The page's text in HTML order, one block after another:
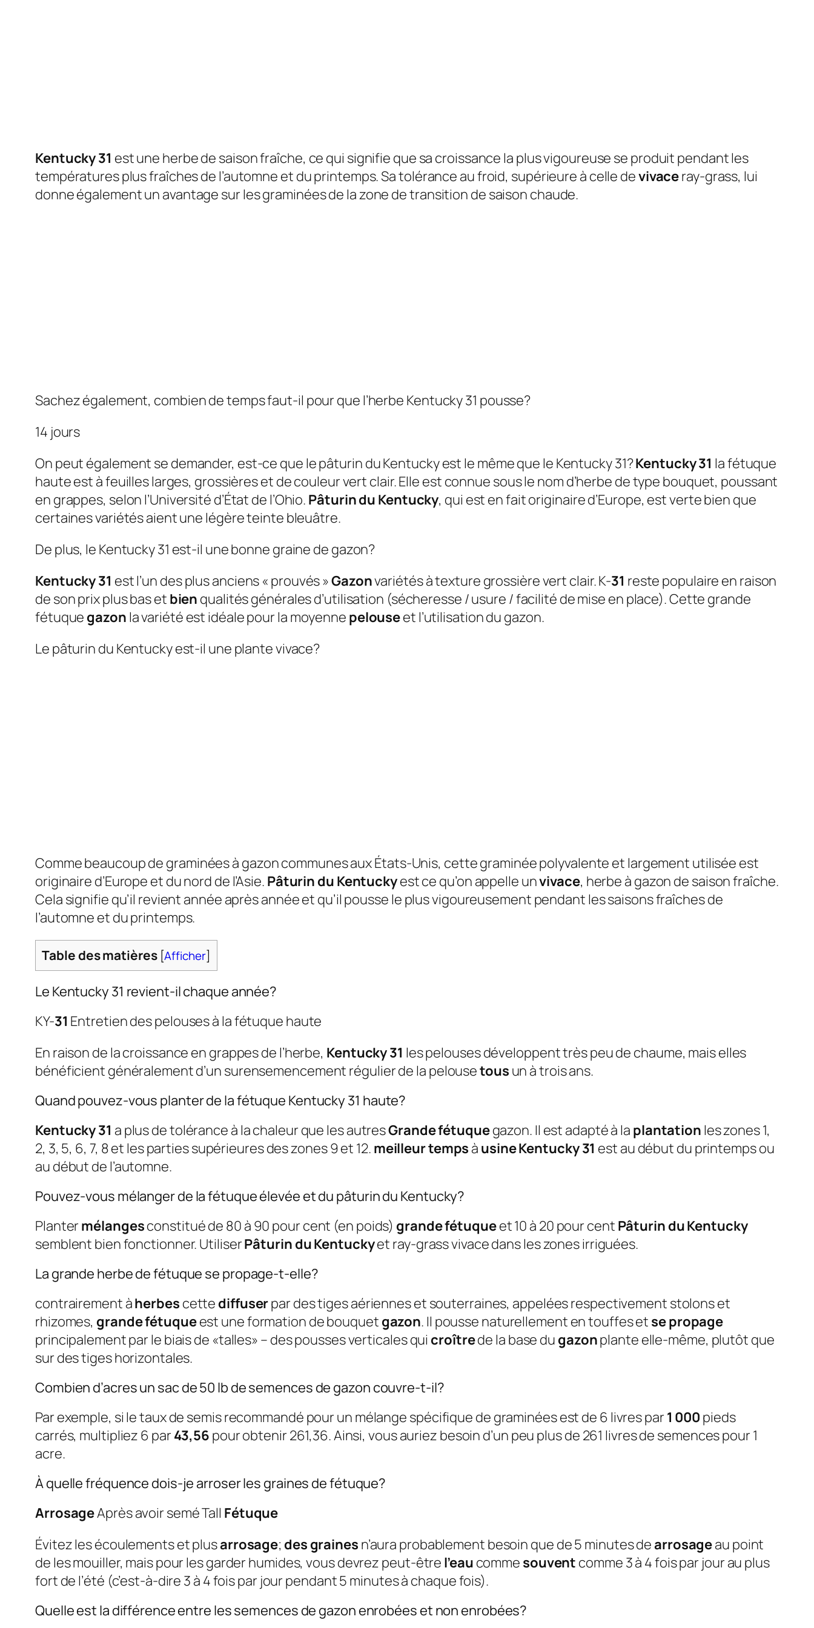
Kentucky 31 est une herbe de saison fraîche, ce qui signifie que sa croissance la plus vigoureuse se produit pendant les
températures plus fraîches de l’automne et du printemps. Sa tolérance au froid, supérieure à celle devivaceray-grass, lui
donne également un avantage sur les graminées de la zone de transition de saison chaude.
Sachez également, combien de temps faut-il pour que l’herbe Kentucky 31 pousse?
14 jours
On peut également se demander, est-ce que le pâturin du Kentucky est le même que le Kentucky 31?Kentucky 31 la fétuque
haute est à feuilles larges, grossières et de couleur vert clair. Elle est connue sous le nom d’herbe de type bouquet, poussant
en grappes, selon l’Université d’État de l’Ohio. Pâturin du Kentucky, qui est en fait originaire d’Europe, est verte bien que
certaines variétés aient une légère teinte bleuâtre.
De plus, le Kentucky 31 est-il une bonne graine de gazon?
Kentucky 31 est l’un des plus anciens « prouvés »Gazonvariétés à texture grossière vert clair. K-31 reste populaire en raison
de son prix plus bas et bien qualités générales d’utilisation (sécheresse / usure / facilité de mise en place). Cette grande
fétuque gazon la variété est idéale pour la moyenne pelouseet l’utilisation du gazon.
Le pâturin du Kentucky est-il une plante vivace?
Comme beaucoup de graminées à gazon communes aux États-Unis, cette graminée polyvalente et largement utilisée est
originaire d’Europe et du nord de l’Asie. Pâturin du Kentuckyest ce qu’on appelle unvivace, herbe à gazon de saison fraîche.
Cela signifie qu’il revient année après année et qu’il pousse le plus vigoureusement pendant les saisons fraîches de
l’automne et du printemps.
Table des matières [Afficher]
Le Kentucky 31 revient-il chaque année?
KY-31 Entretien des pelouses à la fétuque haute
En raison de la croissance en grappes de l’herbe, Kentucky 31 les pelouses développent très peu de chaume, mais elles
bénéficient généralement d’un surensemencement régulier de la pelousetous un à trois ans.
Quand pouvez-vous planter de la fétuque Kentucky 31 haute?
Kentucky 31 a plus de tolérance à la chaleur que les autresGrande fétuquegazon. Il est adapté à la plantation les zones 1,
2, 3, 5, 6, 7, 8 et les parties supérieures des zones 9 et 12. meilleur temps à usine Kentucky 31 est au début du printemps ou
au début de l’automne.
Pouvez-vous mélanger de la fétuque élevée et du pâturin du Kentucky?
Planter mélangesconstitué de 80 à 90 pour cent (en poids) grande fétuqueet 10 à 20 pour cent Pâturin du Kentucky
semblent bien fonctionner. UtiliserPâturin du Kentuckyet ray-grass vivace dans les zones irriguées.
La grande herbe de fétuque se propage-t-elle?
contrairement àherbes cette diffuserpar des tiges aériennes et souterraines, appelées respectivement stolons et
rhizomes, grande fétuqueest une formation de bouquet gazon. Il pousse naturellement en touffes et se propage
principalement par le biais de «talles» – des pousses verticales qui croîtrede la base du gazonplante elle-même, plutôt que
sur des tiges horizontales.
Combien d’acres un sac de 50 lb de semences de gazon couvre-t-il?
Par exemple, si le taux de semis recommandé pour un mélange spécifique de graminées est de 6 livres par 1 000 pieds
carrés, multipliez 6 par 43,56 pour obtenir 261,36. Ainsi, vous auriez besoin d’un peu plus de 261 livres de semences pour 1
acre.
À quelle fréquence dois-je arroser les graines de fétuque?
ArrosageAprès avoir semé Tall Fétuque
Évitez les écoulements et plusarrosage; des graines n’aura probablement besoin que de 5 minutes dearrosageau point
de les mouiller, mais pour les garder humides, vous devrez peut-être l’eau comme souvent comme 3 à 4 fois par jour au plus
fort de l’été (c’est-à-dire 3 à 4 fois par jour pendant 5 minutes à chaque fois).
Quelle est la différence entre les semences de gazon enrobées et non enrobées?